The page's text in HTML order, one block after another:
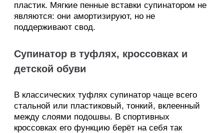
пластик. Мягкие пенные вставки супинатором не
являются: они амортизируют, но не
поддерживают свод.
Супинатор в туфлях, кроссовках и
детской обуви
В классических туфлях супинатор чаще всего
стальной или пластиковый, тонкий, вклеенный
между слоями подошвы. В спортивных
кроссовках его функцию берёт на себя так